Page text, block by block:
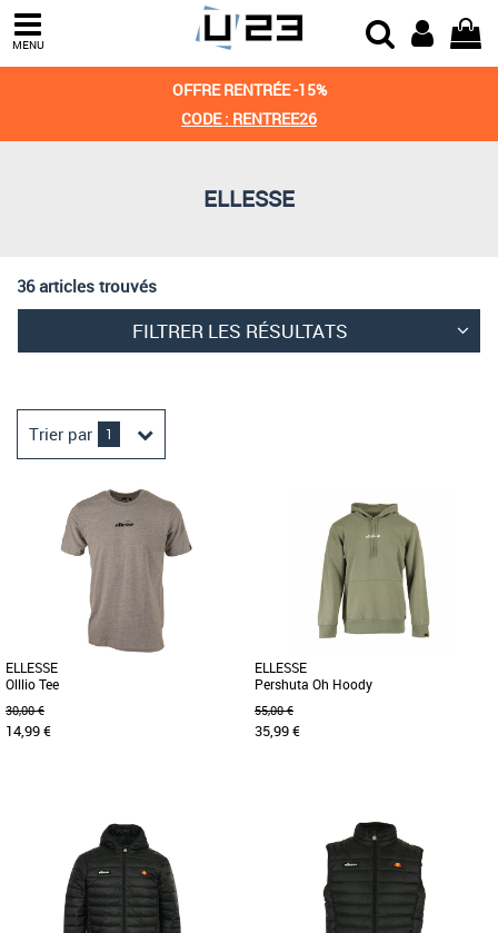
MENU
OFFRE RENTRÉE -15%
CODE : RENTREE26
ELLESSE
36 articles trouvés
FILTRER LES RÉSULTATS
Trier par 1
Trier par
Derniers arrivages
ELLESSE
Olllio Tee
30,00 €
14,99 €
T-shirt 100% coton
ELLESSE
Pershuta Oh Hoody
55,00 €
35,99 €
Le sweat à capuche Pershuta. De coupe
standard, ce sweat à capuche est doté
de poignets et d'une [...]